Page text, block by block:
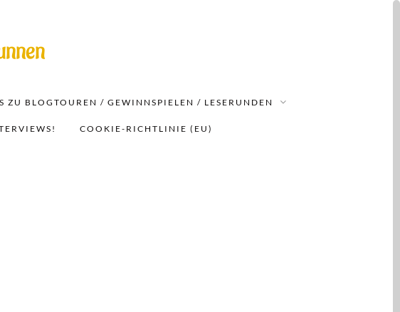
ZU BLOGTOUREN / GEWINNSPIELEN / LESERUNDEN
COOKIE-RICHTLINIE (EU)